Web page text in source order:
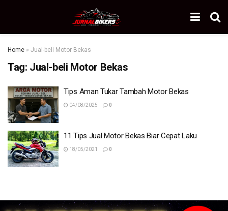
Home » Jual-beli Motor Bekas
Tag: Jual-beli Motor Bekas
Tips Aman Tukar Tambah Motor Bekas
04/08/2025 0
11 Tips Jual Motor Bekas Biar Cepat Laku
18/05/2021 0